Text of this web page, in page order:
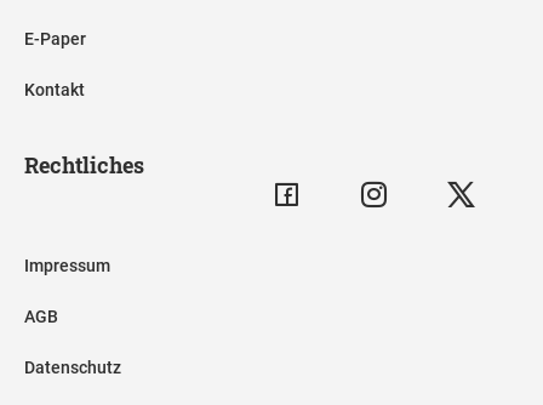
E-Paper
Kontakt
Rechtliches
Impressum
AGB
Datenschutz